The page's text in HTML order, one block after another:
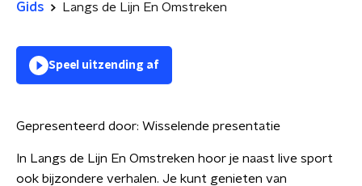
Gids Langs de Lijn En Omstreken
Speel uitzending af
Gepresenteerd door: Wisselende presentatie
In Langs de Lijn En Omstreken hoor je naast live sport
ook bijzondere verhalen. Je kunt genieten van